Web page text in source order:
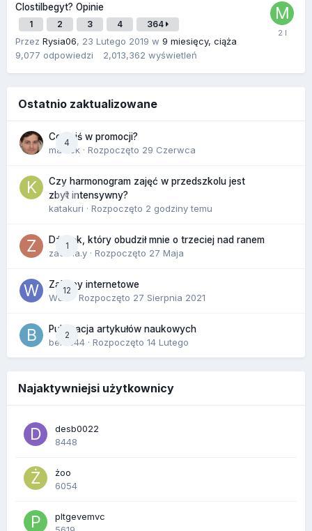
Clostilbegyt? Opinie
1 2 3 4 364
Przez Rysia06, 23 Lutego 2019 w 9 miesięcy, ciąża
9,077 odpowiedzi 2,013,362 wyświetleń
Ostatnio zaktualizowane
4
Co dziś w promocji?
maciek · Rozpoczęto 29 Czerwca
0
Czy harmonogram zajęć w przedszkolu jest
zbyt intensywny?
katakuri · Rozpoczęto 2 godziny temu
1
Dźwięk, który obudził mnie o trzeciej nad ranem
zackr.a.y · Rozpoczęto 27 Maja
12
Zakupy internetowe
Wula
· Rozpoczęto 27 Sierpnia 2021
2
Publikacja artykułów naukowych
berus44 · Rozpoczęto 14 Lutego
Najaktywniejsi użytkownicy
desb0022
8448
żoo
6054
pltgevemvc